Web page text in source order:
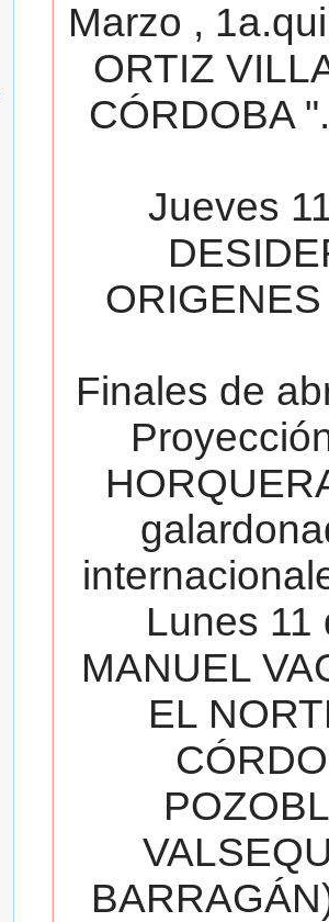
Marzo ,
ORTIZ
CÓRDOBA
Jueves
Finales de
Lunes 11
MANUEL
EL